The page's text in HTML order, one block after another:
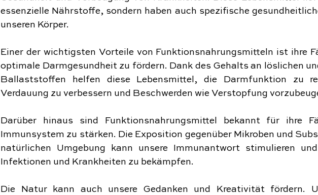
essenzielle Nährstoffe, sondern haben auch spezifische
unseren Körper.
Einer der wichtigsten Vorteile von Funktionsnahrungsmitteln ist ihre
optimale Darmgesundheit zu fördern. Dank des Gehalts an löslichen
Ballaststoffen helfen diese Lebensmittel, die Darmfunktion zu
Verdauung zu verbessern und Beschwerden wie Verstopfung
Darüber hinaus sind Funktionsnahrungsmittel bekannt für ihre
Immunsystem zu stärken. Die Exposition gegenüber Mikroben und
natürlichen Umgebung kann unsere Immunantwort stimulieren
Infektionen und Krankheiten zu bekämpfen.
Die Natur kann auch unsere Gedanken und Kreativität fördern.